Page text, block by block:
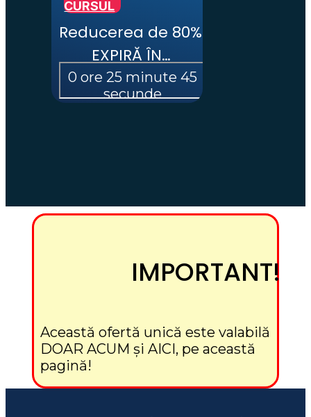
CURSUL
Reducerea de 80%
EXPIRĂ ÎN…
IMPORTANT!
Această ofertă unică este valabilă
DOAR ACUM și AICI, pe această
pagină!